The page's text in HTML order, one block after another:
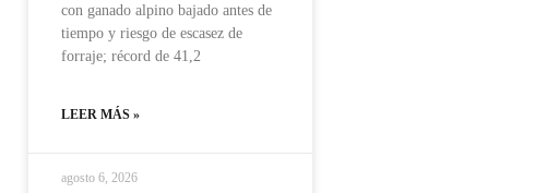
con ganado alpino bajado antes de
tiempo y riesgo de escasez de
forraje; récord de 41,2
LEER MÁS »
agosto 6, 2026